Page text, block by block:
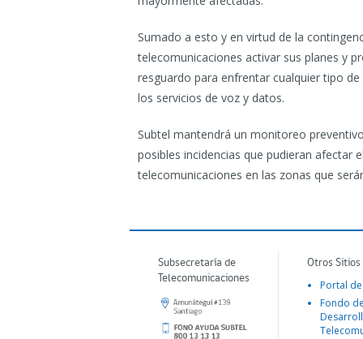
Sumado a esto y en virtud de la
telecomunicaciones activar sus planes y
resguardo para enfrentar cualquier tipo
los servicios de voz y datos.
Subtel mantendrá un monitoreo
posibles incidencias que pudieran afectar
telecomunicaciones en las zonas que
Subsecretaría de
Telecomunicaciones
Otros
Portal
Fondo